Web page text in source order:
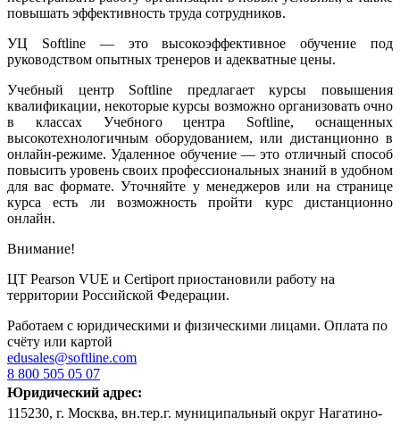
повышать эффективность труда сотрудников.
УЦ Softline — это высокоэффективное обучение под
руководством опытных тренеров и адекватные цены.
Учебный центр Softline предлагает курсы повышения
квалификации, некоторые курсы возможно организовать очно
в классах Учебного центра Softline, оснащенных
высокотехнологичным оборудованием, или дистанционно в
онлайн-режиме. Удаленное обучение — это отличный способ
повысить уровень своих профессиональных знаний в удобном
для вас формате. Уточняйте у менеджеров или на странице
курса есть ли возможность пройти курс дистанционно
онлайн.
Внимание!
ЦТ Pearson VUE и Certiport приостановили работу на
территории Российской Федерации.
Работаем с юридическими и физическими лицами. Оплата по
счёту или картой
edusales@softline.com
8 800 505 05 07
Юридический адрес:
115230, г. Москва, вн.тер.г. муниципальный округ Нагатино-